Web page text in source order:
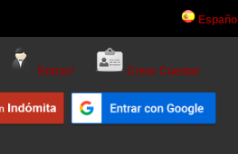
Español
Entrar! Crear Cuenta!